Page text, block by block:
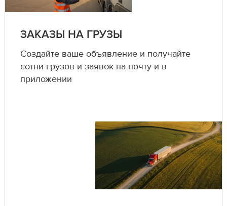
ЗАКАЗЫ НА ГРУЗЫ
Создайте ваше объявление и получайте
сотни грузов и заявок на почту и в
приложении